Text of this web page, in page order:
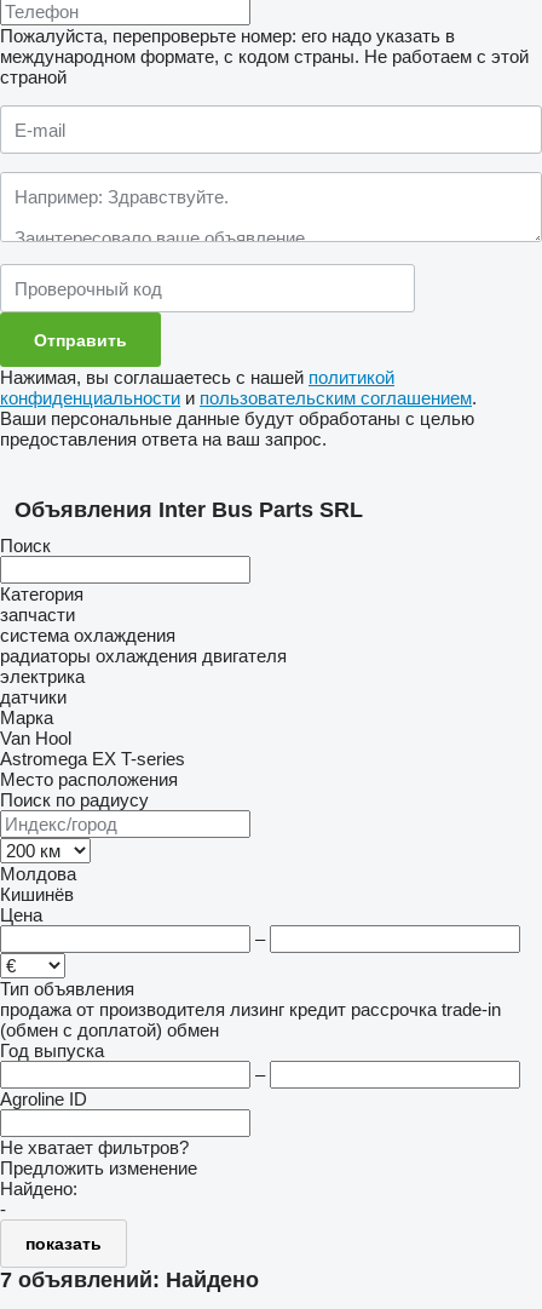
Пожалуйста, перепроверьте номер: его надо указать в
международном формате, с кодом страны. Не работаем с этой
страной
Нажимая, вы соглашаетесь с нашей политикой
конфиденциальности и пользовательским соглашением.
Ваши персональные данные будут обработаны с целью
предоставления ответа на ваш запрос.
Объявления Inter Bus Parts SRL
Поиск
Категория
запчасти
система охлаждения
радиаторы охлаждения двигателя
электрика
датчики
Марка
Van Hool
Astromega EX T-series
Место расположения
Поиск по радиусу
Молдова
Кишинёв
Цена
–
Тип объявления
продажа от производителя лизинг кредит рассрочка trade-in
(обмен с доплатой) обмен
Год выпуска
–
Agroline ID
Не хватает фильтров?
Предложить изменение
Найдено:
-
показать
7 объявлений: Найдено